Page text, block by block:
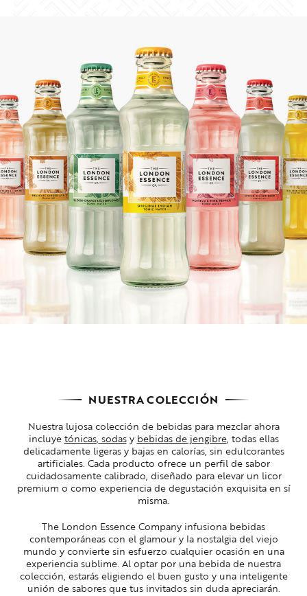
NUESTRA COLECCIÓN
Nuestra lujosa colección de bebidas para mezclar ahora
incluyetónicas, sodasy bebidas de jengibre, todas ellas
delicadamente ligeras y bajas en calorías, sin edulcorantes
artificiales. Cada producto ofrece un perfil de sabor
cuidadosamente calibrado, diseñado para elevar un licor
premium o como experiencia de degustación exquisita en sí
misma.
The London Essence Company infusiona bebidas
contemporáneas con el glamour y la nostalgia del viejo
mundo y convierte sin esfuerzo cualquier ocasión en una
experiencia sublime. Al optar por una bebida de nuestra
colección, estarás eligiendo el buen gusto y una inteligente
unión de sabores que tus invitados sin duda apreciarán.